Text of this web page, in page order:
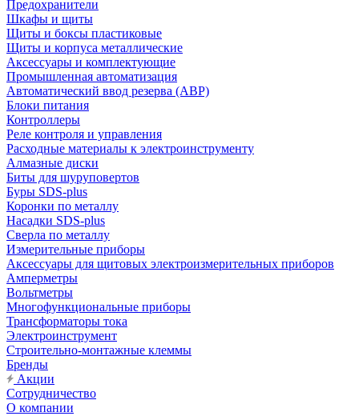
Предохранители
Шкафы и щиты
Щиты и боксы пластиковые
Щиты и корпуса металлические
Аксессуары и комплектующие
Промышленная автоматизация
Автоматический ввод резерва (АВР)
Блоки питания
Контроллеры
Реле контроля и управления
Расходные материалы к электроинструменту
Алмазные диски
Биты для шуруповертов
Буры SDS-plus
Коронки по металлу
Насадки SDS-plus
Сверла по металлу
Измерительные приборы
Аксессуары для щитовых электроизмерительных приборов
Амперметры
Вольтметры
Многофункциональные приборы
Трансформаторы тока
Электроинструмент
Строительно-монтажные клеммы
Бренды
Акции
Сотрудничество
О компании